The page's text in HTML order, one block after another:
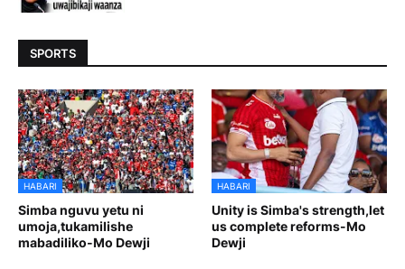
SPORTS
HABARI
Simba nguvu yetu ni
umoja,tukamilishe
mabadiliko-Mo Dewji
HABARI
Unity is Simba's strength,let
us complete reforms-Mo
Dewji